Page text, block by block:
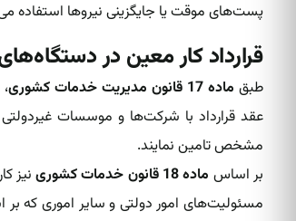
پست‌های موقت یا جایگزینی نیروها استفاده
قرارداد کار معین در
طبق ماده 17 قانون مدیریت خدمات کشوری
عقد قرارداد‌ با شرکت‌ها و موسسات
مشخص تامین نمایند.
بر اساس ماده 18 قانون خدمات کشوری
نیز
مسئولیت‌های امور دولتی و سایر اموری که